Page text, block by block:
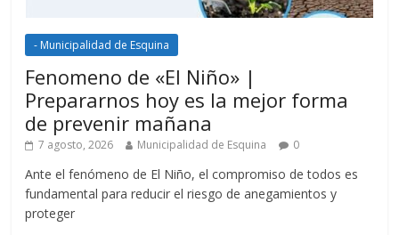
- Municipalidad de Esquina
Fenomeno de «El Niño» |
Prepararnos hoy es la mejor forma
de prevenir mañana
7 agosto, 2026 Municipalidad de Esquina 0
Ante el fenómeno de El Niño, el compromiso de todos es
fundamental para reducir el riesgo de anegamientos y
proteger